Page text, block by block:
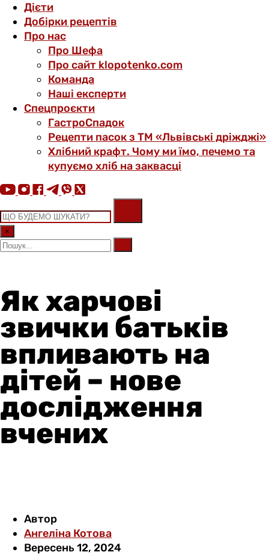
Дієти
Добірки рецептів
Про нас
Про Шефа
Про сайт klopotenko.com
Команда
Наші експерти
Спецпроєкти
ГастроСпадок
Рецепти пасок з ТМ «Львівські дріжджі»
Хлібний крафт. Чому ми їмо, печемо та
купуємо хліб на заквасці
×
Як харчові
звички батьків
впливають на
дітей – нове
дослідження
вчених
Автор
Ангеліна Котова
Вересень 12, 2024